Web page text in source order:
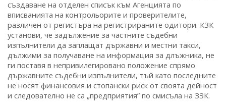
създаване на отделен списък към Агенцията по
вписванията на контрольорите и проверителите,
различен от регистъра на регистрираните одитори. КЗК
установи, че задължение за частните съдебни
изпълнители да заплащат държавни и местни такси,
дължими за получаване на информация за длъжника, не
ги поставя в непривилегировано положение спрямо
държавните съдебни изпълнители, тъй като последните
не носят финансовия и стопански риск от своята дейност
и следователно не са „предприятия” по смисъла на ЗЗК.